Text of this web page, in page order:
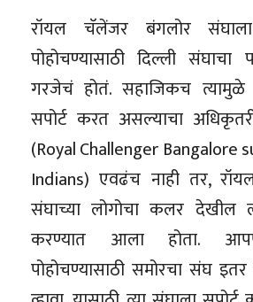
रॉयल चॅलेंजर बंगलोर
पोहोचण्यासाठी दिल्ली
गरजेचं होतं. सहाजिकच त्यामुळे
सपोर्ट करत असल्याचा
(Royal Challenger Bangalore
Indians) एवढंच नाही तर,
संघाच्या लोगोचा कलर देखील
करण्यात आला होता.
पोहोचण्यासाठी समोरचा संघ